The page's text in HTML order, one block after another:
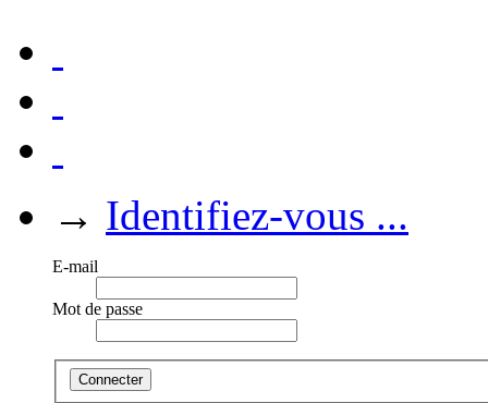
→ Identifiez-vous ...
E-mail
Mot de passe
Connecter